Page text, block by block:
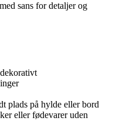
sans for detaljer og
plads på hylde eller bord
eller fødevarer uden